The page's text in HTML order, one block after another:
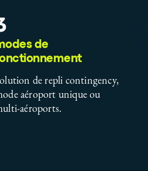
de
de repli contingency,
aéroport unique ou
aéroports.